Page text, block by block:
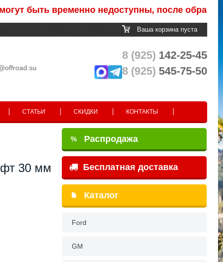
быть временно недоступны, после обработки
Ваша корзина пуста
8 (925) 142-25-45
8 (925) 545-75-50
СТАТЬИ СКИДКИ КОНТАКТЫ
30 мм
% Распродажа
Бесплатная доставка
Каталог
Ford
GM